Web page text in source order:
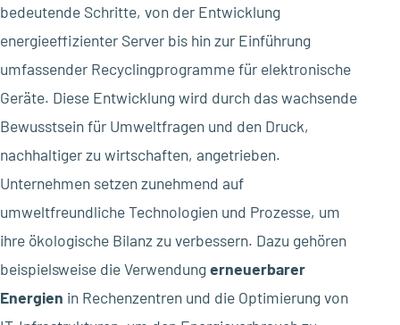
bedeutende Schritte, von der Entwicklung
energieeffizienter Server bis hin zur Einführung
umfassender Recyclingprogramme für elektronische
Geräte. Diese Entwicklung wird durch das wachsende
Bewusstsein für Umweltfragen und den Druck,
nachhaltiger zu wirtschaften, angetrieben.
Unternehmen setzen zunehmend auf
umweltfreundliche Technologien und Prozesse, um
ihre ökologische Bilanz zu verbessern. Dazu gehören
beispielsweise die Verwendungerneuerbarer
Energien in Rechenzentren und die Optimierung von